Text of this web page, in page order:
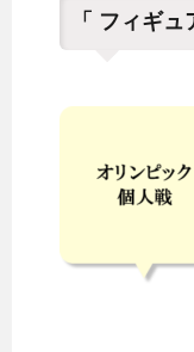
「 フィギ